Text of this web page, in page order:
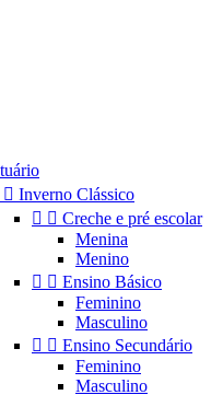
 Inverno Clássico
  Creche e pré escolar
Menina
Menino
  Ensino Básico
Feminino
Masculino
  Ensino Secundário
Feminino
Masculino